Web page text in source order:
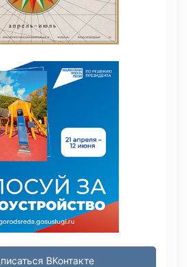
ВКонтакте